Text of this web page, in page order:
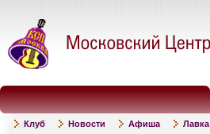
Клуб Новости Афиша Лавка